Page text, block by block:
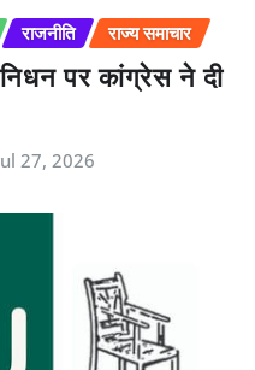
राजनीति राज्य समाचार
निधन पर कांग्रेस ने दी
27, 2026